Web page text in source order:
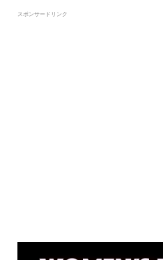
スポンサードリンク